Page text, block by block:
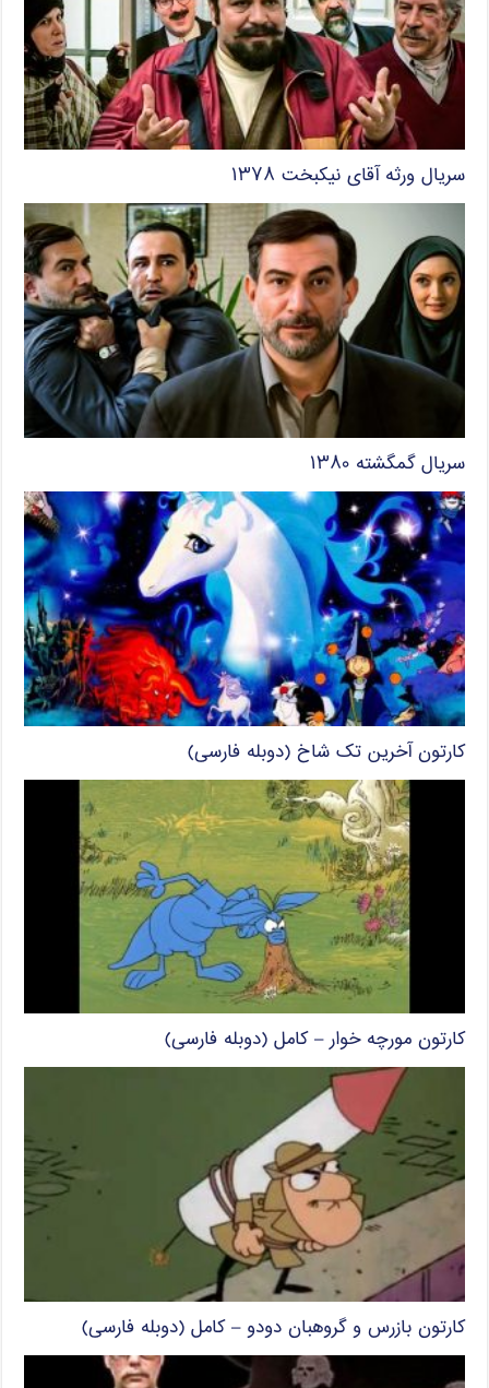
سریال ورثه آقای نیکبخت ۱۳۷۸
سریال گمگشته ۱۳۸۰
کارتون آخرین تک شاخ (دوبله فارسی)
کارتون مورچه خوار – کامل (دوبله فارسی)
کارتون بازرس و گروهبان دودو – کامل (دوبله فارسی)